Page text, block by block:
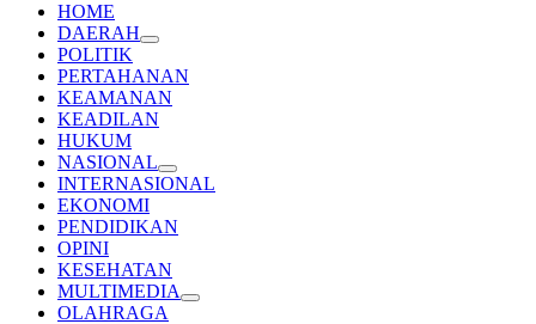
HOME
DAERAH
POLITIK
PERTAHANAN
KEAMANAN
KEADILAN
HUKUM
NASIONAL
INTERNASIONAL
EKONOMI
PENDIDIKAN
OPINI
KESEHATAN
MULTIMEDIA
OLAHRAGA